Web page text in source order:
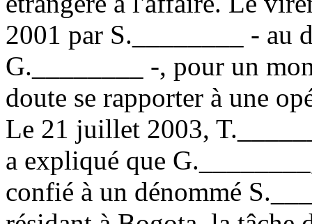
2001 par S.________ - au
G.________ -, pour un
doute se rapporter à une
Le 21 juillet 2003,
a expliqué que
confié à un dénommé